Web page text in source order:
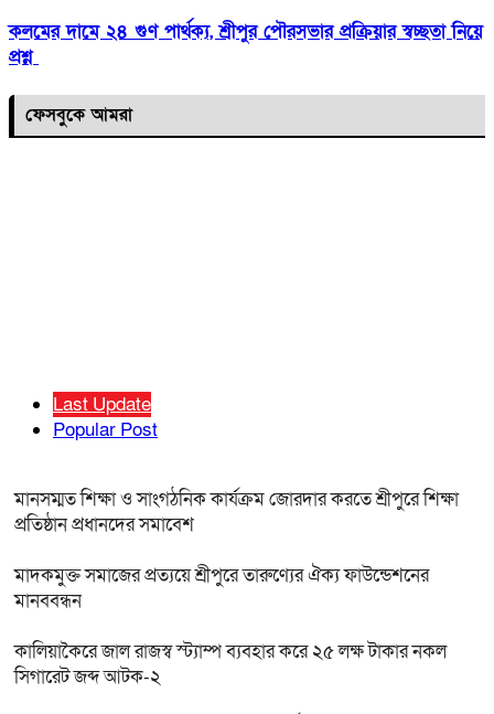
কলমের দামে ২৪ গুণ পার্থক্য, শ্রীপুর পৌরসভার প্রক্রিয়ার স্বচ্ছতা নিয়ে
প্রশ্ন
ফেসবুকে আমরা
Last Update
Popular Post
মানসম্মত শিক্ষা ও সাংগঠনিক কার্যক্রম জোরদার করতে শ্রীপুরে শিক্ষা
প্রতিষ্ঠান প্রধানদের সমাবেশ
মাদকমুক্ত সমাজের প্রত্যয়ে শ্রীপুরে তারুণ্যের ঐক্য ফাউন্ডেশনের
মানববন্ধন
কালিয়াকৈরে জাল রাজস্ব স্ট্যাম্প ব্যবহার করে ২৫ লক্ষ টাকার নকল
সিগারেট জব্দ আটক-২